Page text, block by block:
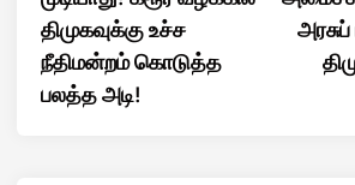
திமுகவுக்கு உச்ச
நீதிமன்றம் கொடுத்த
பலத்த அடி!